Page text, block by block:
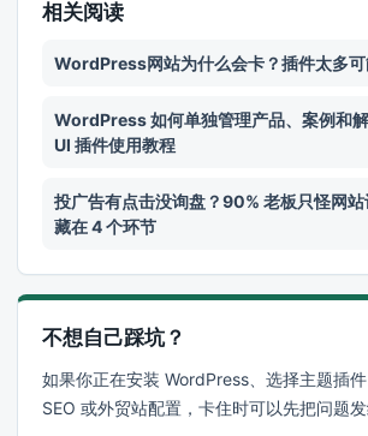
相关阅读
WordPress网站为什么会卡？插件太多可
WordPress 如何单独管理产品、案例和
UI 插件使用教程
投广告有点击没询盘？90% 老板只怪网
藏在 4 个环节
不想自己踩坑？
如果你正在安装 WordPress、选择主题插件
SEO 或外贸站配置，卡住时可以先把问题发